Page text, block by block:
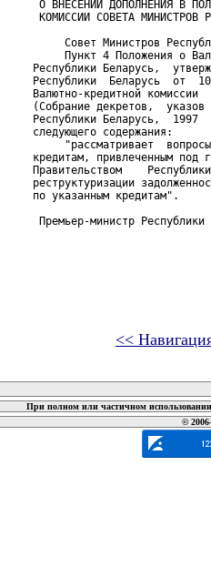
О ВНЕСЕНИИ ДОПОЛНЕНИЯ В
КОМИССИИ СОВЕТА МИНИСТРОВ
Совет Министров
Пункт 4 Положения о
Республики Беларусь,
Республики  Беларусь  от
Валютно-кредитной
(Собрание декретов,  указов
Республики Беларусь,
следующего содержания:
"рассматривает
кредитам, привлеченным под
Правительством
реструктуризации
по указанным кредитам".
Премьер-министр
<<
При полном или частичном
©